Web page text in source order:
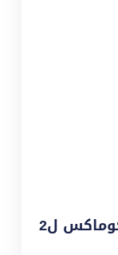
كاميرا بوابة عالية الدقة من كوماكس ل2